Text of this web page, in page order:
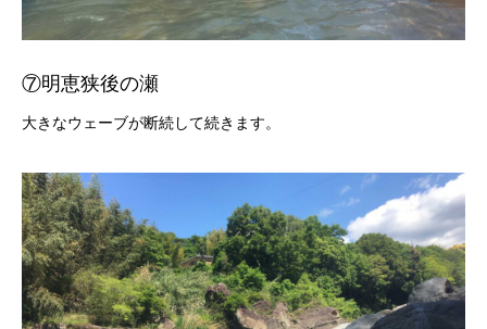
⑦明恵狭後の瀬
大きなウェーブが断続して続きます。